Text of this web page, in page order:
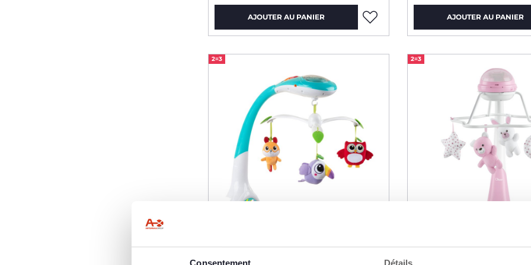
Consentement Détails
AJOUTER AU PANIER AJOUTER AU PANIER
2=3 2=3